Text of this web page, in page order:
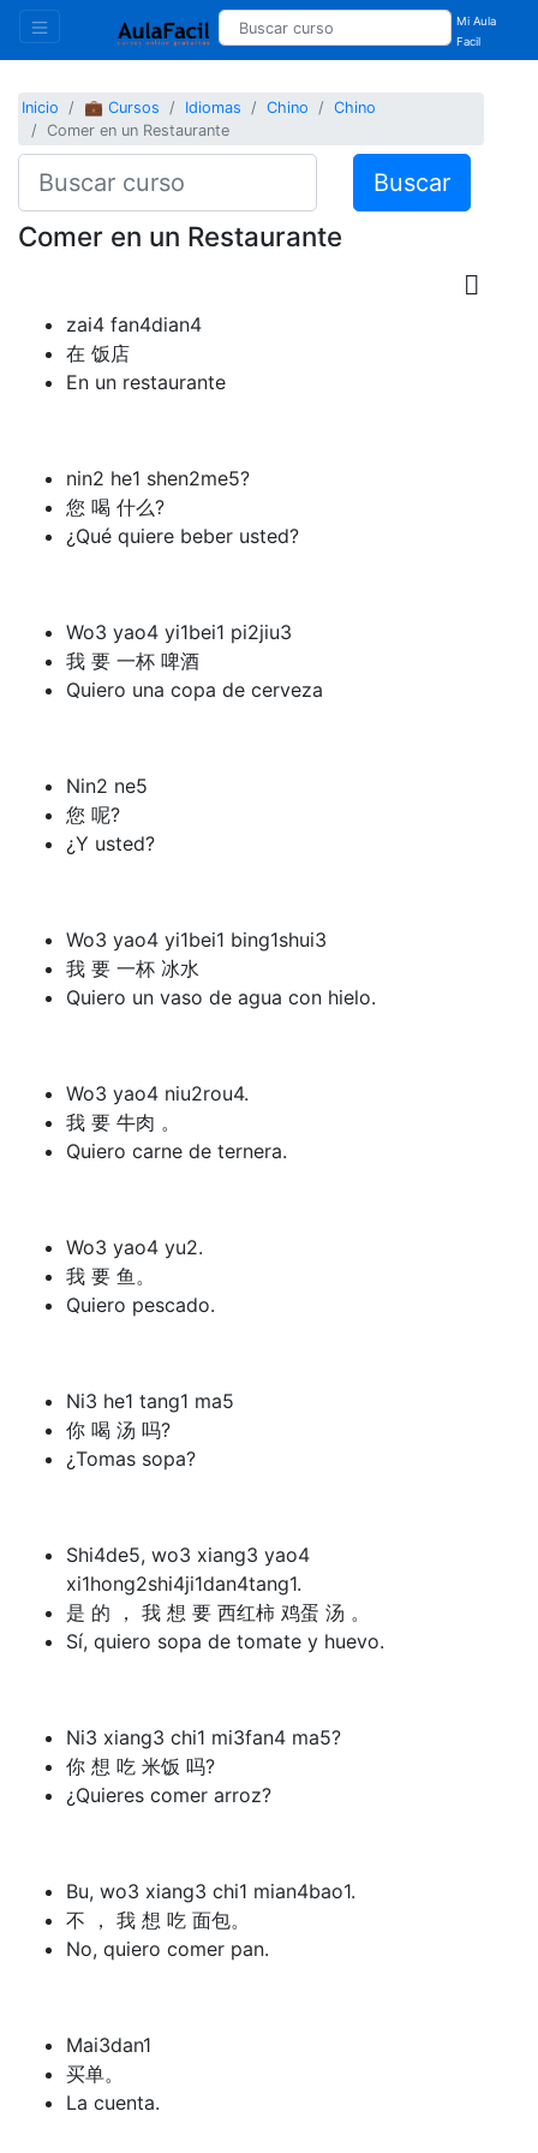
Mi Aula
Facil
Inicio 💼 Cursos Idiomas Chino
Chino
Comer en un Restaurante
Buscar
Comer en un Restaurante
zai4 fan4dian4
在 饭店
En un restaurante
nin2 he1 shen2me5?
您 喝 什么?
¿Qué quiere beber usted?
Wo3 yao4 yi1bei1 pi2jiu3
我 要 一杯 啤酒
Quiero una copa de cerveza
Nin2 ne5
您 呢?
¿Y usted?
Wo3 yao4 yi1bei1 bing1shui3
我 要 一杯 冰水
Quiero un vaso de agua con hielo.
Wo3 yao4 niu2rou4.
我 要 牛肉 。
Quiero carne de ternera.
Wo3 yao4 yu2.
我 要 鱼。
Quiero pescado.
Ni3 he1 tang1 ma5
你 喝 汤 吗?
¿Tomas sopa?
Shi4de5, wo3 xiang3 yao4
xi1hong2shi4ji1dan4tang1.
是 的 ， 我 想 要 西红柿 鸡蛋 汤 。
Sí, quiero sopa de tomate y huevo.
Ni3 xiang3 chi1 mi3fan4 ma5?
你 想 吃 米饭 吗?
¿Quieres comer arroz?
Bu, wo3 xiang3 chi1 mian4bao1.
不 ， 我 想 吃 面包。
No, quiero comer pan.
Mai3dan1
买单。
La cuenta.